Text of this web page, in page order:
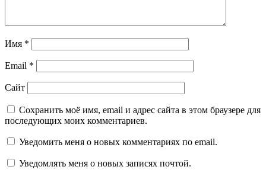
Имя *
Email *
Сайт
Сохранить моё имя, email и адрес сайта в этом браузере для
последующих моих комментариев.
Уведомить меня о новых комментариях по email.
Уведомлять меня о новых записях почтой.